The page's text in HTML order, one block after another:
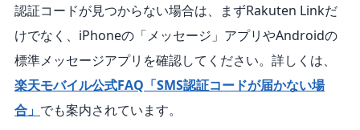
認証コードが見つからない場合は、まずRakuten Linkだ
けでなく、iPhoneの「メッセージ」アプリやAndroidの
標準メッセージアプリを確認してください。詳しくは、
楽天モバイル公式FAQ「SMS認証コードが届かない場
合」 でも案内されています。